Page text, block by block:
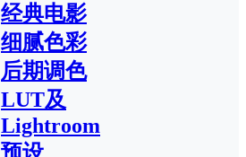
经典电影
细腻色彩
后期调色
LUT及
Lightroom